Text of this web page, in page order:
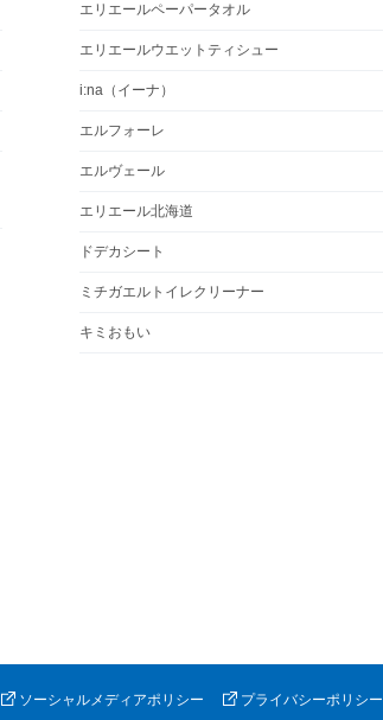
エリエールペーパータオル
エリエールウエットティシュー
i:na（イーナ）
エルフォーレ
エルヴェール
エリエール北海道
ドデカシート
ミチガエルトイレクリーナー
キミおもい
ソーシャルメディアポリシー プライバシーポリシー